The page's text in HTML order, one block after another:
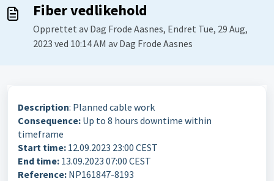
Fiber vedlikehold
Opprettet av Dag Frode Aasnes, Endret Tue, 29 Aug,
2023 ved 10:14 AM av Dag Frode Aasnes
Description: Planned cable work
Consequence: Up to 8 hours downtime within
timeframe
Start time: 12.09.2023 23:00 CEST
End time: 13.09.2023 07:00 CEST
Reference: NP161847-8193